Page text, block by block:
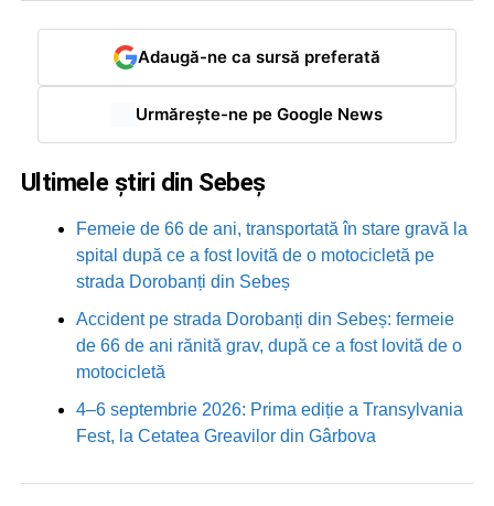
Adaugă-ne ca sursă preferată
Urmărește-ne pe Google News
Ultimele știri din Sebeș
Femeie de 66 de ani, transportată în stare gravă la
spital după ce a fost lovită de o motocicletă pe
strada Dorobanți din Sebeș
Accident pe strada Dorobanți din Sebeș: fermeie
de 66 de ani rănită grav, după ce a fost lovită de o
motocicletă
4–6 septembrie 2026: Prima ediție a Transylvania
Fest, la Cetatea Greavilor din Gârbova